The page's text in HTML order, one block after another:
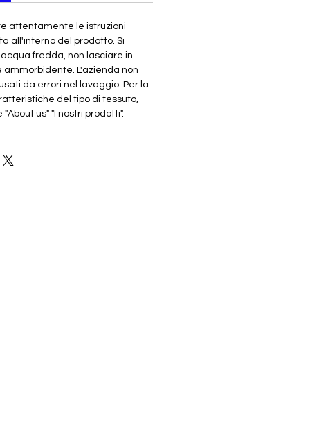
attentamente le istruzioni
all'interno del prodotto. Si
fredda, non lasciare in
ammorbidente. L'azienda non
da errori nel lavaggio. Per la
del tipo di tessuto,
us" "I nostri prodotti".